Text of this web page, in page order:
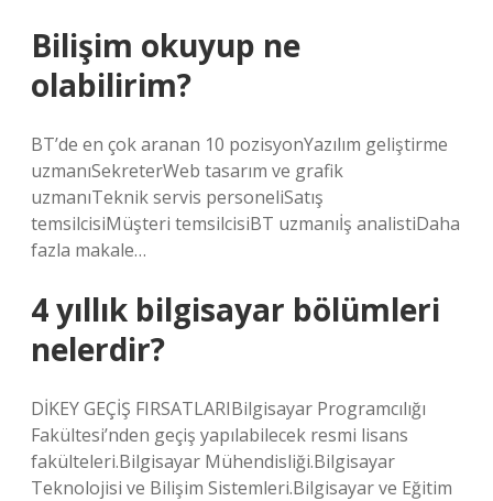
Bilişim okuyup ne
olabilirim?
BT’de en çok aranan 10 pozisyonYazılım geliştirme
uzmanıSekreterWeb tasarım ve grafik
uzmanıTeknik servis personeliSatış
temsilcisiMüşteri temsilcisiBT uzmanıİş analistiDaha
fazla makale…
4 yıllık bilgisayar bölümleri
nelerdir?
DİKEY GEÇİŞ FIRSATLARIBilgisayar Programcılığı
Fakültesi’nden geçiş yapılabilecek resmi lisans
fakülteleri.Bilgisayar Mühendisliği.Bilgisayar
Teknolojisi ve Bilişim Sistemleri.Bilgisayar ve Eğitim